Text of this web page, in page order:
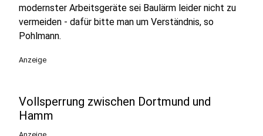
modernster Arbeitsgeräte sei Baulärm leider nicht zu
vermeiden - dafür bitte man um Verständnis, so
Pohlmann.
Anzeige
Vollsperrung zwischen Dortmund und
Hamm